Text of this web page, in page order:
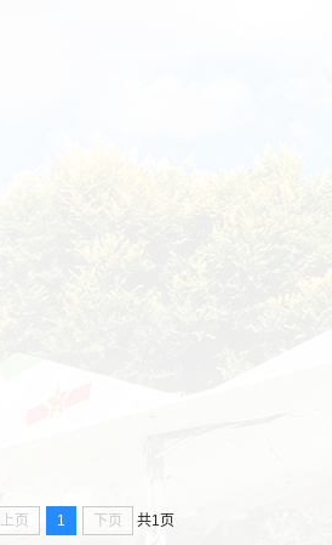
上页 1 下页 共1页